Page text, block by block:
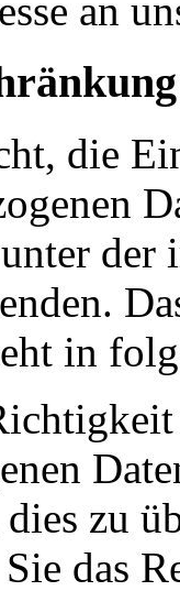
an
die
der
in
zu
das